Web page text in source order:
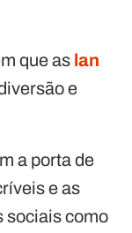
que as lan
e
a porta de
e as
sociais como